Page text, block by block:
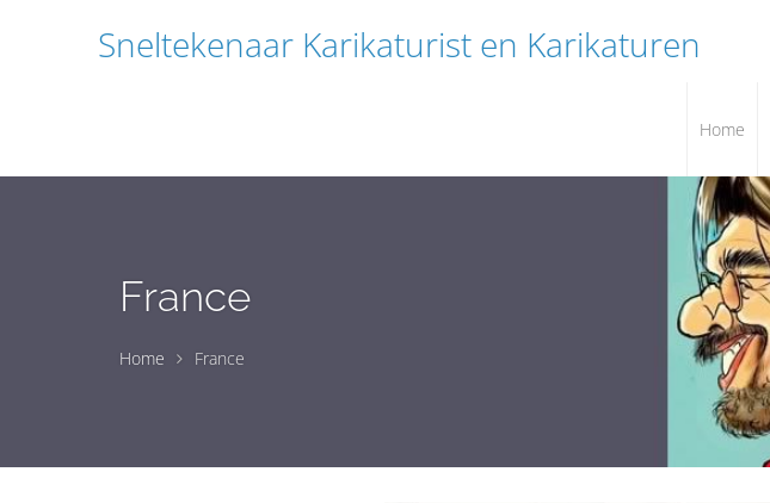
Sneltekenaar Karikaturist en Karikaturen
Home
France
Home France